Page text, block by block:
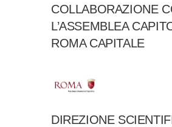
COLLABORAZIONE
L’ASSEMBLEA
ROMA CAPITALE
DIREZIONE